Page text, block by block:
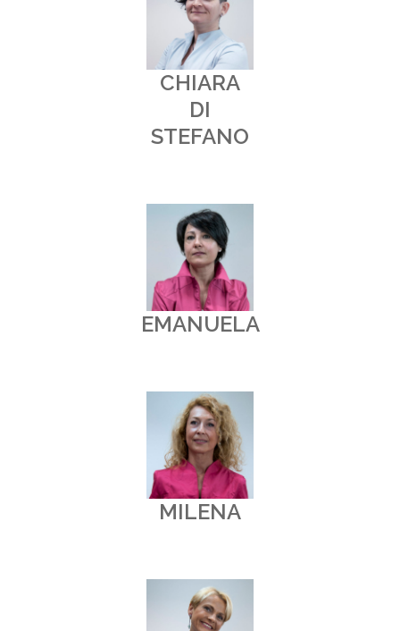
CHIARA
DI
STEFANO
EMANUELA
MILENA